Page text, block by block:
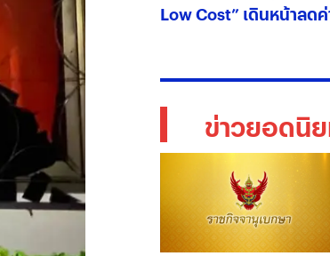
Low Cost” เดินหน้าลด
ข่าวยอดนิ